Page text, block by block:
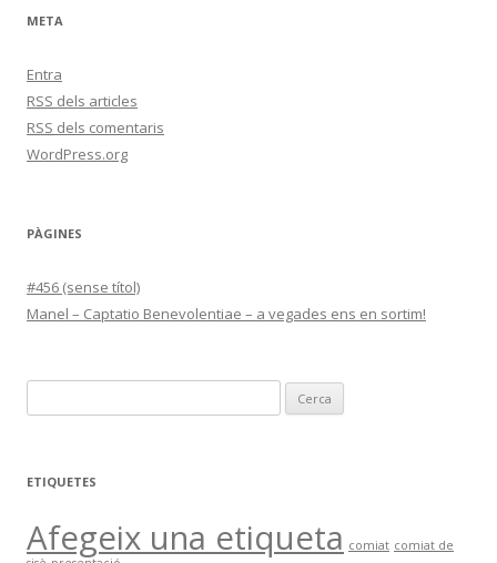
META
Entra
RSS dels articles
RSS dels comentaris
WordPress.org
PÀGINES
#456 (sense títol)
Manel – Captatio Benevolentiae – a vegades ens en sortim!
e
c
ETIQUETES
Afegeix una etiqueta comiat comiat de